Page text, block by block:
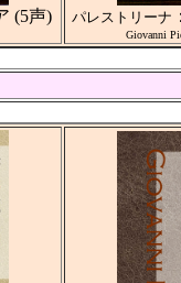
(5声) パレストリーナ
Giovanni